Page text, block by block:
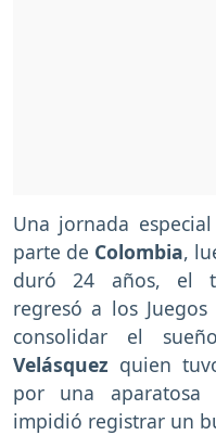
Una jornada
parte de Colombia,
duró 24 años, el
regresó a los
consolidar el
Velásquez quien
por una
impidió registrar un